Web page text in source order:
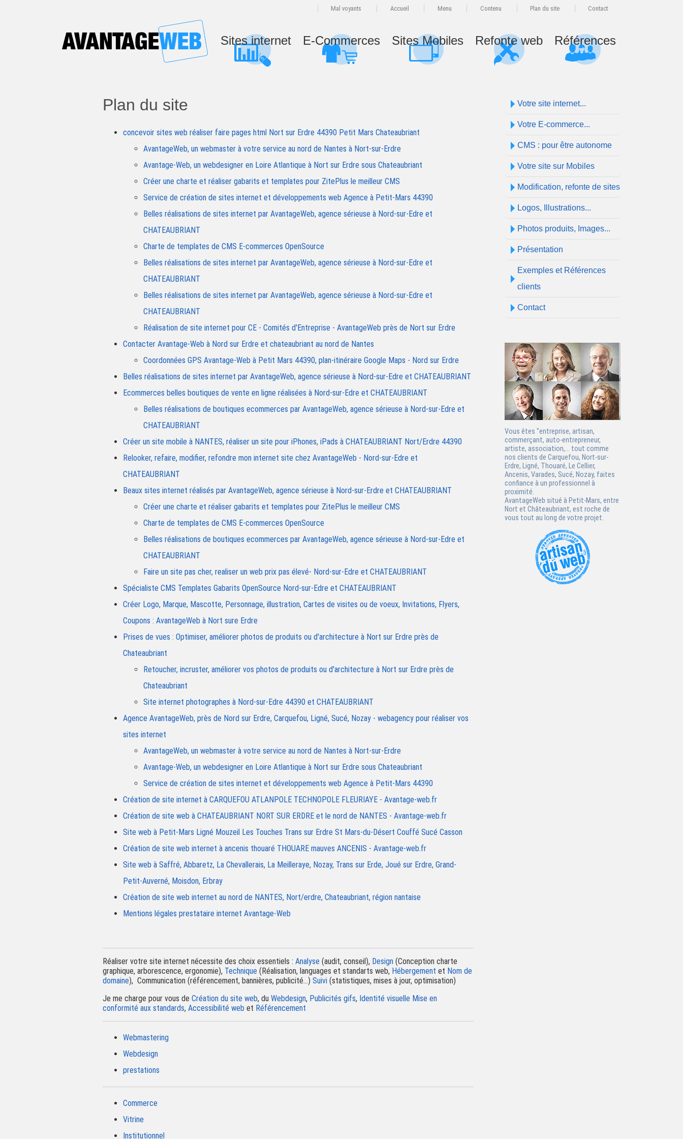
Mal voyants Accueil Menu Contenu Plan du site Contact
Sites internet E-Commerces Sites Mobiles Refonte web Références
Votre site internet...
Votre E-commerce...
CMS : pour être autonome
Votre site sur Mobiles
Modification, refonte de sites
Logos, Illustrations...
Photos produits, Images...
Présentation
Exemples et Références
clients
Contact
Vous êtes "entreprise, artisan,
commerçant, auto-entrepreneur,
artiste, association,... tout comme
nos clients de Carquefou, Nort-sur-
Erdre, Ligné, Thouaré, Le Cellier,
Ancenis, Varades, Sucé, Nozay, faites
confiance à un professionnel à
proximité.
AvantageWeb situé à Petit-Mars, entre
Nort et Châteaubriant, est roche de
vous tout au long de votre projet.
Plan du site
concevoir sites web réaliser faire pages html Nort sur Erdre 44390 Petit Mars Chateaubriant
AvantageWeb, un webmaster à votre service au nord de Nantes à Nort-sur-Erdre
Avantage-Web, un webdesigner en Loire Atlantique à Nort sur Erdre sous Chateaubriant
Créer une charte et réaliser gabarits et templates pour ZitePlus le meilleur CMS
Service de création de sites internet et développements web Agence à Petit-Mars 44390
Belles réalisations de sites internet par AvantageWeb, agence sérieuse à Nord-sur-Edre et
CHATEAUBRIANT
Charte de templates de CMS E-commerces OpenSource
Belles réalisations de sites internet par AvantageWeb, agence sérieuse à Nord-sur-Edre et
CHATEAUBRIANT
Belles réalisations de sites internet par AvantageWeb, agence sérieuse à Nord-sur-Edre et
CHATEAUBRIANT
Réalisation de site internet pour CE - Comités d'Entreprise - AvantageWeb près de Nort sur Erdre
Contacter Avantage-Web à Nord sur Erdre et chateaubriant au nord de Nantes
Coordonnées GPS Avantage-Web à Petit Mars 44390, plan-itinéraire Google Maps - Nord sur Erdre
Belles réalisations de sites internet par AvantageWeb, agence sérieuse à Nord-sur-Edre et CHATEAUBRIANT
Ecommerces belles boutiques de vente en ligne réalisées à Nord-sur-Edre et CHATEAUBRIANT
Belles réalisations de boutiques ecommerces par AvantageWeb, agence sérieuse à Nord-sur-Edre et
CHATEAUBRIANT
Créer un site mobile à NANTES, réaliser un site pour iPhones, iPads à CHATEAUBRIANT Nort/Erdre 44390
Relooker, refaire, modifier, refondre mon internet site chez AvantageWeb - Nord-sur-Edre et
CHATEAUBRIANT
Beaux sites internet réalisés par AvantageWeb, agence sérieuse à Nord-sur-Erdre et CHATEAUBRIANT
Créer une charte et réaliser gabarits et templates pour ZitePlus le meilleur CMS
Charte de templates de CMS E-commerces OpenSource
Belles réalisations de boutiques ecommerces par AvantageWeb, agence sérieuse à Nord-sur-Edre et
CHATEAUBRIANT
Faire un site pas cher, realiser un web prix pas élevé- Nord-sur-Edre et CHATEAUBRIANT
Spécialiste CMS Templates Gabarits OpenSource Nord-sur-Edre et CHATEAUBRIANT
Créer Logo, Marque, Mascotte, Personnage, illustration, Cartes de visites ou de voeux, Invitations, Flyers,
Coupons : AvantageWeb à Nort sure Erdre
Prises de vues : Optimiser, améliorer photos de produits ou d'architecture à Nort sur Erdre près de
Chateaubriant
Retoucher, incruster, améliorer vos photos de produits ou d'architecture à Nort sur Erdre près de
Chateaubriant
Site internet photographes à Nord-sur-Edre 44390 et CHATEAUBRIANT
Agence AvantageWeb, près de Nord sur Erdre, Carquefou, Ligné, Sucé, Nozay - webagency pour réaliser vos
sites internet
AvantageWeb, un webmaster à votre service au nord de Nantes à Nort-sur-Erdre
Avantage-Web, un webdesigner en Loire Atlantique à Nort sur Erdre sous Chateaubriant
Service de création de sites internet et développements web Agence à Petit-Mars 44390
Création de site internet à CARQUEFOU ATLANPOLE TECHNOPOLE FLEURIAYE - Avantage-web.fr
Création de site web à CHATEAUBRIANT NORT SUR ERDRE et le nord de NANTES - Avantage-web.fr
Site web à Petit-Mars Ligné Mouzeil Les Touches Trans sur Erdre St Mars-du-Désert Couffé Sucé Casson
Création de site web internet à ancenis thouaré THOUARE mauves ANCENIS - Avantage-web.fr
Site web à Saffré, Abbaretz, La Chevallerais, La Meilleraye, Nozay, Trans sur Erde, Joué sur Erdre, Grand-
Petit-Auverné, Moisdon, Erbray
Création de site web internet au nord de NANTES, Nort/erdre, Chateaubriant, région nantaise
Mentions légales prestataire internet Avantage-Web
Réaliser votre site internet nécessite des choix essentiels : Analyse (audit, conseil), Design (Conception charte
graphique, arborescence, ergonomie), Technique (Réalisation, languages et standarts web, Hébergement et Nom de
domaine), Communication (référencement, bannières, publicité...) Suivi (statistiques, mises à jour, optimisation)
Je me charge pour vous de Création du site web, du Webdesign, Publicités gifs, Identité visuelle Mise en
conformité aux standards, Accessibilité web et Référencement
Webmastering
Webdesign
prestations
Commerce
Vitrine
Institutionnel